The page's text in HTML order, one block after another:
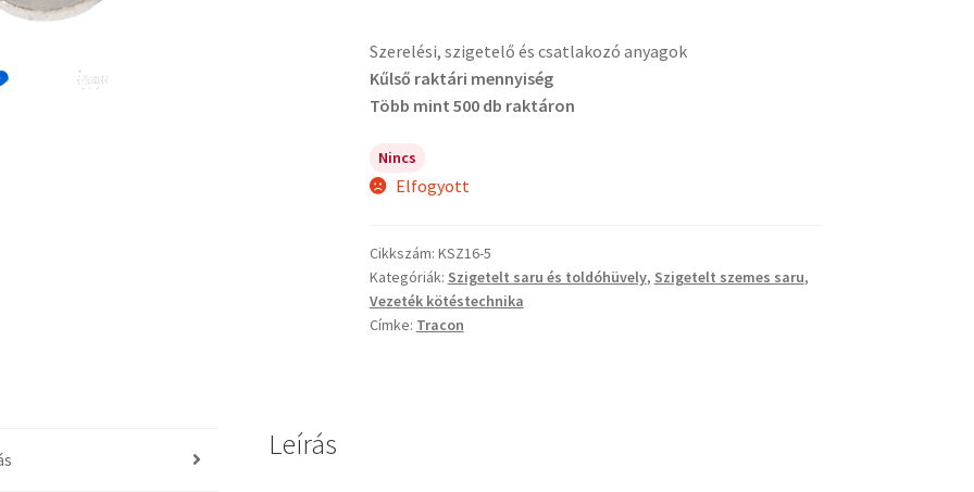
Szerelési, szigetelő és csatlakozó anyagok
Kűlső raktári mennyiség
Több mint 500 db raktáron
Nincs
Elfogyott
Cikkszám: KSZ16-5
Kategóriák: Szigetelt saru és toldóhüvely, Szigetelt szemes saru,
Vezeték kötéstechnika
Címke: Tracon
Leírás